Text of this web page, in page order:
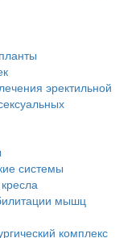
эректильной
системы
мышц
комплекс